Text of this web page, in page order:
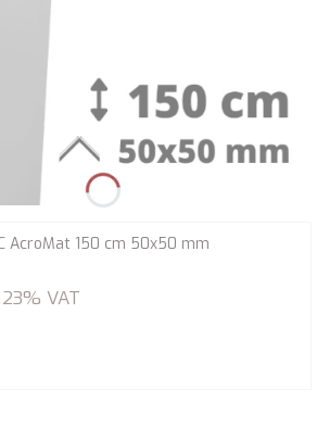
AcroMat 150 cm 50x50 mm
23% VAT